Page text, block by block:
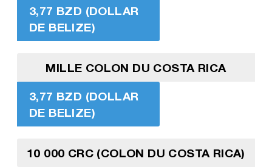
3,77 BZD (DOLLAR
DE BELIZE)
MILLE COLON DU COSTA RICA
3,77 BZD (DOLLAR
DE BELIZE)
10 000 CRC (COLON DU COSTA RICA)